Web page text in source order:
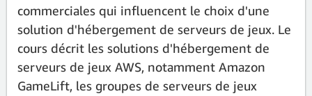
commerciales qui influencent le choix d'une
solution d'hébergement de serveurs de jeux. Le
cours décrit les solutions d'hébergement de
serveurs de jeux AWS, notamment Amazon
GameLift, les groupes de serveurs de jeux